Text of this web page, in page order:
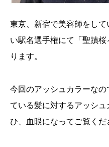
東京、新宿で美容師をし
い駅名選手権にて「聖蹟
ります。
今回のアッシュカラーな
ている髪に対するアッシ
ひ、血眼になってご覧くだ